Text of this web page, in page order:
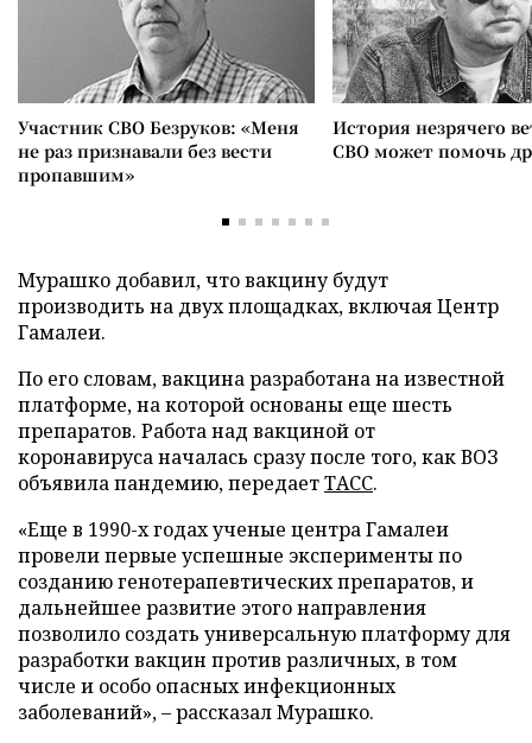
Участник СВО Безруков: «Меня
не раз признавали без вести
пропавшим»
История незрячего
СВО может помочь
Мурашко добавил, что вакцину будут
производить на двух площадках, включая Центр
Гамалеи.
По его словам, вакцина разработана на известной
платформе, на которой основаны еще шесть
препаратов. Работа над вакциной от
коронавируса началась сразу после того, как ВОЗ
объявила пандемию, передаетТАСС.
«Еще в 1990-х годах ученые центра Гамалеи
провели первые успешные эксперименты по
созданию генотерапевтических препаратов, и
дальнейшее развитие этого направления
позволило создать универсальную платформу для
разработки вакцин против различных, в том
числе и особо опасных инфекционных
заболеваний», – рассказал Мурашко.